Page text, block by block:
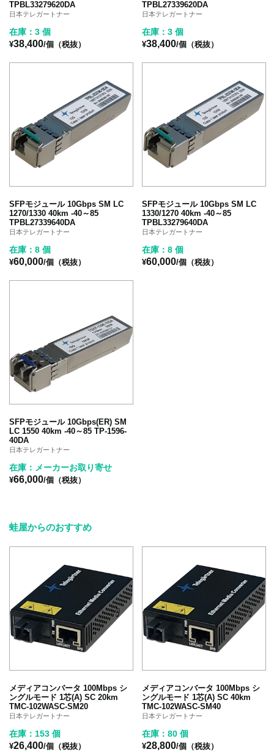
TPBL33279620DA
日本テレガートナー
在庫：3 個
¥38,400/個（税抜）
TPBL27339620DA
日本テレガートナー
在庫：3 個
¥38,400/個（税抜）
SFPモジュール 10Gbps SM LC
1270/1330 40km -40～85
TPBL27339640DA
日本テレガートナー
在庫：8 個
¥60,000/個（税抜）
SFPモジュール 10Gbps SM LC
1330/1270 40km -40～85
TPBL33279640DA
日本テレガートナー
在庫：8 個
¥60,000/個（税抜）
SFPモジュール 10Gbps(ER) SM
LC 1550 40km -40～85 TP-1596-
40DA
日本テレガートナー
在庫：メーカーお取り寄せ
¥66,000/個（税抜）
蛙屋からのおすすめ
メディアコンバータ 100Mbps シ
ングルモード 1芯(A) SC 20km
TMC-102WASC-SM20
日本テレガートナー
在庫：153 個
¥26,400/個（税抜）
メディアコンバータ 100Mbps シ
ングルモード 1芯(A) SC 40km
TMC-102WASC-SM40
日本テレガートナー
在庫：80 個
¥28,800/個（税抜）